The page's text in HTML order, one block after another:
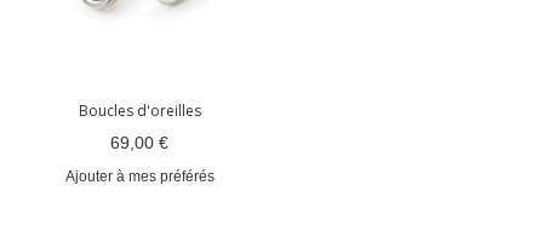
Boucles d'oreilles
69,00 €
Ajouter à mes préférés